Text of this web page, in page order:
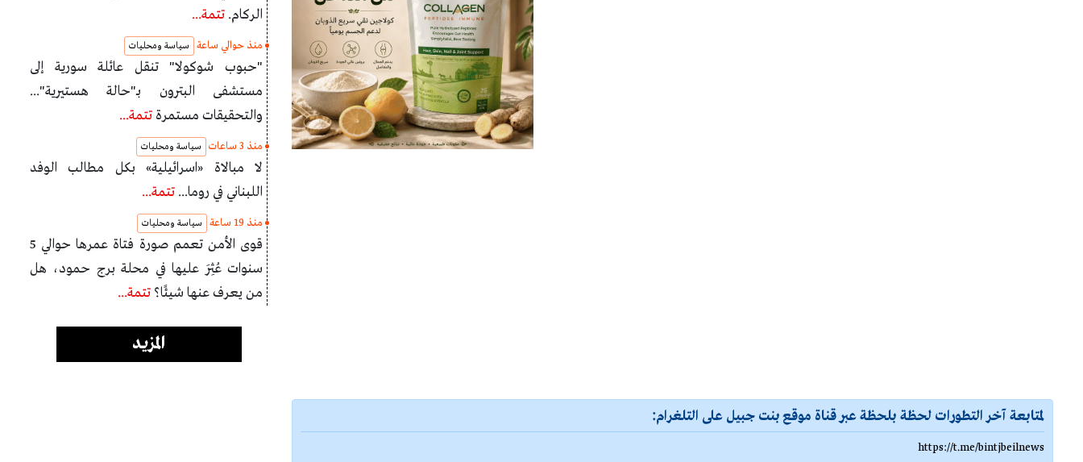
لمتابعة آخر التطورات لحظة بلحظة عبر قناة موقع بنت جبيل على التلغرام:
https://t.me/bintjbeilnews
الركام. تتمة...
منذ حوالي ساعة سياسة ومحليات
"حبوب شوكولا" تنقل عائلة سورية إلى
مستشفى البترون بـ"حالة هستيرية"...
والتحقيقات مستمرة تتمة...
منذ 3 ساعات سياسة ومحليات
لا مبالاة «اسرائيلية» بكل مطالب الوفد
اللبناني في روما... تتمة...
منذ 19 ساعة سياسة ومحليات
قوى الأمن تعمم صورة فتاة عمرها حوالي 5
سنوات عُثِرَ عليها في محلة برج حمود، هل
من يعرف عنها شيئًا؟ تتمة...
المزيد